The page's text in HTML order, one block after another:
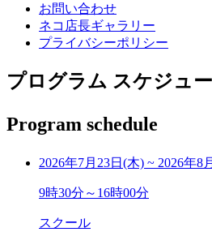
お問い合わせ
ネコ店長ギャラリー
プライバシーポリシー
プログラム スケジュ
Program schedule
2026年7月23日(木) ~ 2026年8
9時30分～16時00分
スクール